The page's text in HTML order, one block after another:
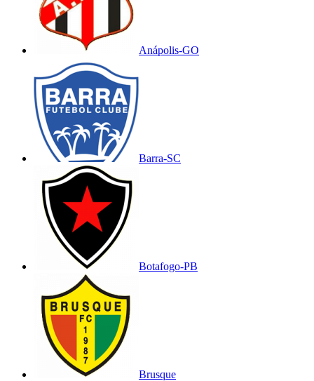
Anápolis-GO
Barra-SC
Botafogo-PB
Brusque